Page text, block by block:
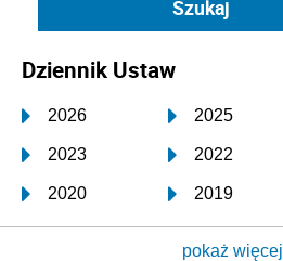
Dziennik Ustaw
2026 2025
2023 2022
2020 2019
2017 2016
pokaż więcej